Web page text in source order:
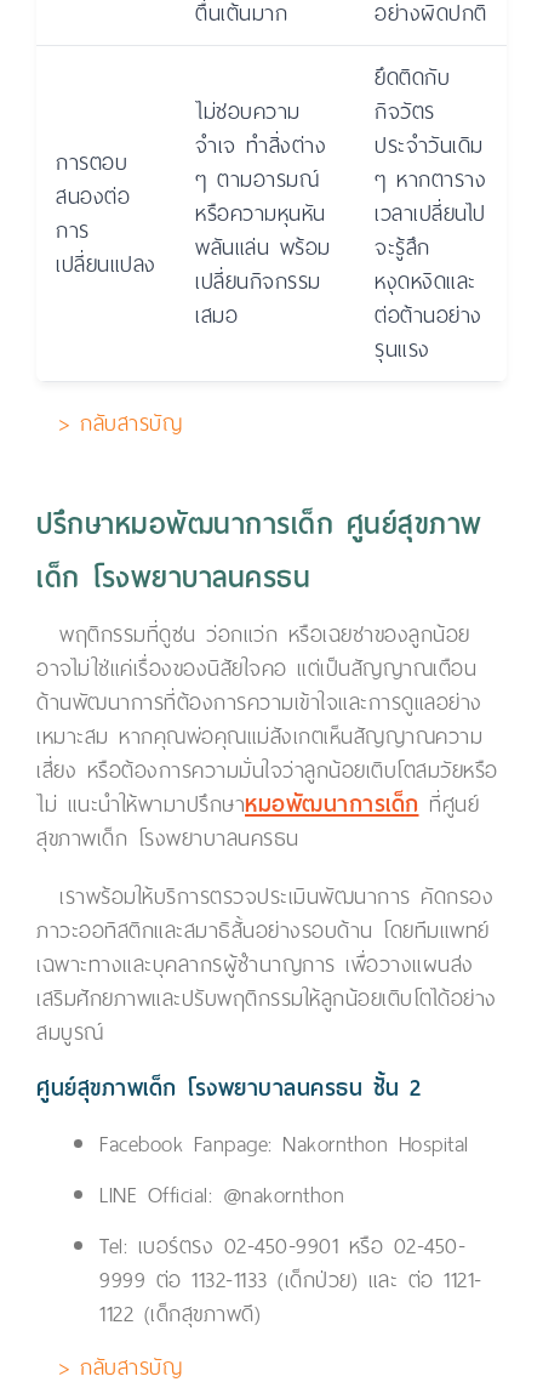
ตื่นเต้นมาก
อย่างผิดปกติ
การตอบ
สนองต่อ
การ
เปลี่ยนแปลง
ไม่ชอบความ
จำเจ ทำสิ่งต่าง
ๆ ตามอารมณ์
หรือความหุนหัน
พลันแล่น พร้อม
เปลี่ยนกิจกรรม
เสมอ
ยึดติดกับ
กิจวัตร
ประจำวันเดิม
ๆ หากตาราง
เวลาเปลี่ยนไป
จะรู้สึก
หงุดหงิดและ
ต่อต้านอย่าง
รุนแรง
> กลับสารบัญ
ปรึกษาหมอพัฒนาการเด็ก ศูนย์สุขภาพ
เด็ก โรงพยาบาลนครธน
พฤติกรรมที่ดูซน ว่อกแว่ก หรือเฉยชาของลูกน้อย
อาจไม่ใช่แค่เรื่องของนิสัยใจคอ แต่เป็นสัญญาณเตือน
ด้านพัฒนาการที่ต้องการความเข้าใจและการดูแลอย่าง
เหมาะสม หากคุณพ่อคุณแม่สังเกตเห็นสัญญาณความ
เสี่ยง หรือต้องการความมั่นใจว่าลูกน้อยเติบโตสมวัยหรือ
ไม่ แนะนำให้พามาปรึกษาหมอพัฒนาการเด็กที่ศูนย์
สุขภาพเด็ก โรงพยาบาลนครธน
เราพร้อมให้บริการตรวจประเมินพัฒนาการ คัดกรอง
ภาวะออทิสติกและสมาธิสั้นอย่างรอบด้าน โดยทีมแพทย์
เฉพาะทางและบุคลากรผู้ชำนาญการ เพื่อวางแผนส่ง
เสริมศักยภาพและปรับพฤติกรรมให้ลูกน้อยเติบโตได้อย่าง
สมบูรณ์
ศูนย์สุขภาพเด็ก โรงพยาบาลนครธน ชั้น 2
Facebook Fanpage: Nakornthon Hospital
LINE Official: @nakornthon
Tel: เบอร์ตรง 02-450-9901หรือ 02-450-
9999 ต่อ 1132-1133 (เด็กป่วย) และ ต่อ 1121-
1122 (เด็กสุขภาพดี)
> กลับสารบัญ